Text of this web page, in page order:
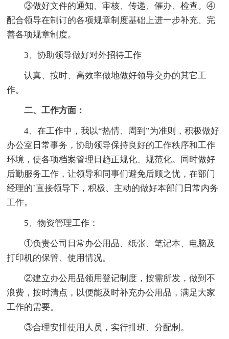
③做好文件的通知、审核、传递、催办、检查。④
配合领导在制订的各项规章制度基础上进一步补充、完
善各项规章制度。
3、协助领导做好对外招待工作
认真、按时、高效率做地做好领导交办的其它工
作。
二、工作方面：
4、在工作中，我以“热情、周到”为准则，积极做好
办公室日常事务，协助领导保持良好的工作秩序和工作
环境，使各项档案管理日趋正规化、规范化。同时做好
后勤服务工作，让领导和同事们避免后顾之忧，在部门
经理的`直接领导下，积极、主动的做好本部门日常内务
工作。
5、物资管理工作：
①负责公司日常办公用品、纸张、笔记本、电脑及
打印机的保管、使用情况。
②建立办公用品领用登记制度，按需所发，做到不
浪费，按时清点，以便能及时补充办公用品，满足大家
工作的需要。
③合理安排使用人员，实行排班、分配制。